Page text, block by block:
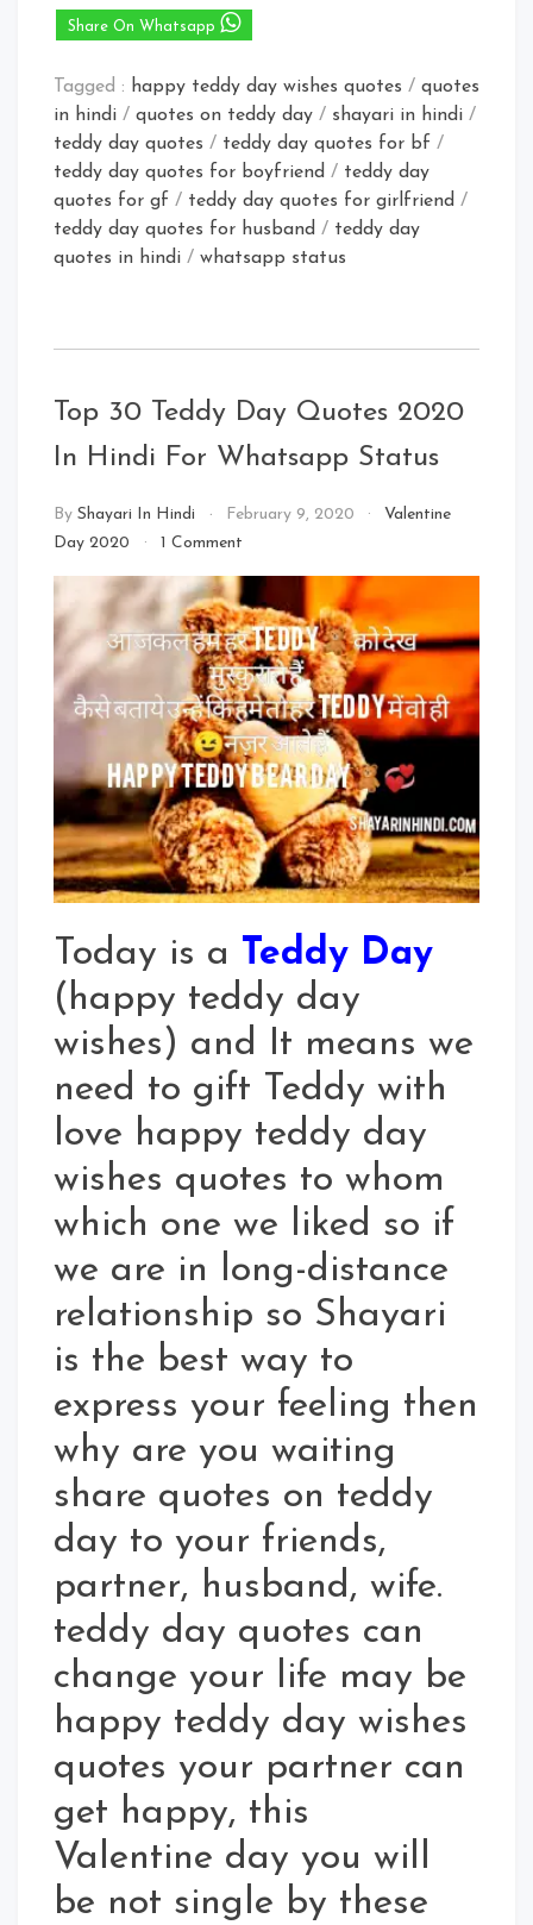
Share On Whatsapp
Tagged : happy teddy day wishes quotes / quotes
in hindi / quotes on teddy day / shayari in hindi /
teddy day quotes / teddy day quotes for bf /
teddy day quotes for boyfriend / teddy day
quotes for gf / teddy day quotes for girlfriend /
teddy day quotes for husband / teddy day
quotes in hindi / whatsapp status
Top 30 Teddy Day Quotes 2020
In Hindi For Whatsapp Status
By Shayari In Hindi February 9, 2020
Valentine
Day 2020
1 Commenton
30
Teddy
Day
Quotes
2020
In
Hindi
For
Whatsapp
Status
Today is a Teddy Day
(happy teddy day
wishes) and It means we
need to gift Teddy with
love happy teddy day
wishes quotes to whom
which one we liked so if
we are in long-distance
relationship so Shayari
is the best way to
express your feeling then
why are you waiting
share quotes on teddy
day to your friends,
partner, husband, wife.
teddy day quotes can
change your life may be
happy teddy day wishes
quotes your partner can
get happy, this
Valentine day you will
be not single by these